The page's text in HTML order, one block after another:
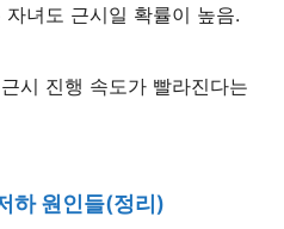
녀도 근시일 확률이 높음.
시 진행 속도가 빨라진다는
하 원인들(정리)